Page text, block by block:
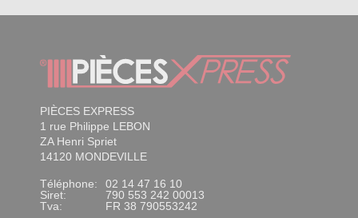
PIÈCES EXPRESS
1 rue Philippe LEBON
ZA Henri Spriet
14120 MONDEVILLE
Téléphone:
02 14 47 16 10
Siret:
790 553 242 00013
Tva:
FR 38 790553242